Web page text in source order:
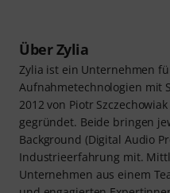
Über Zylia
Zylia ist ein Unternehmen
Aufnahmetechnologien mit
2012 von Piotr
gegründet. Beide bringen
Background (Digital Audio
Industrieerfahrung mit.
Unternehmen aus einem